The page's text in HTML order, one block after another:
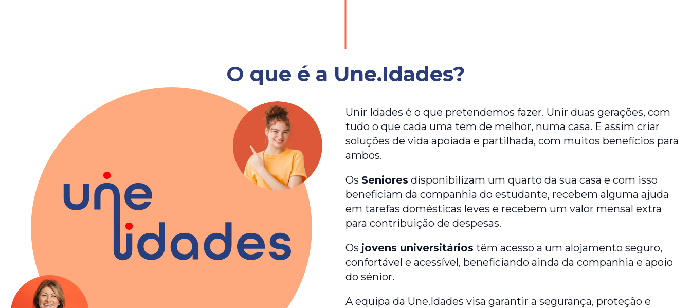
O que é a Une.Idades?
Unir Idades é o que pretendemos fazer. Unir duas gerações, com
tudo o que cada uma tem de melhor, numa casa. E assim criar
soluções de vida apoiada e partilhada, com muitos benefícios para
ambos.
Os Seniores disponibilizam um quarto da sua casa e com isso
beneficiam da companhia do estudante, recebem alguma ajuda
em tarefas domésticas leves e recebem um valor mensal extra
para contribuição de despesas.
Os jovens universitários têm acesso a um alojamento seguro,
confortável e acessível, beneficiando ainda da companhia e apoio
do sénior.
A equipa da Une.Idades visa garantir a segurança, proteção e